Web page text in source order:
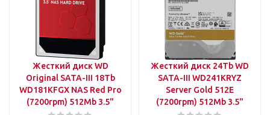
Жесткий диск WD
Original SATA-III 18Tb
WD181KFGX NAS Red Pro
(7200rpm) 512Mb 3.5"
Жесткий диск 24Tb WD
SATA-III WD241KRYZ
Server Gold 512E
(7200rpm) 512Mb 3.5"